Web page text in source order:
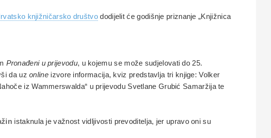
knjižničarsko društvododijelit će godišnje priznanje „Knjižnica
Pronađeni u prijevodu, u kojemu se može sudjelovati do 25.
da uzonline izvore informacija, kviz predstavlja tri knjige: Volker
iz Wammerswalda“ u prijevodu Svetlane Grubić Samaržija te
istaknula je važnost vidljivosti prevoditelja, jer upravo oni su